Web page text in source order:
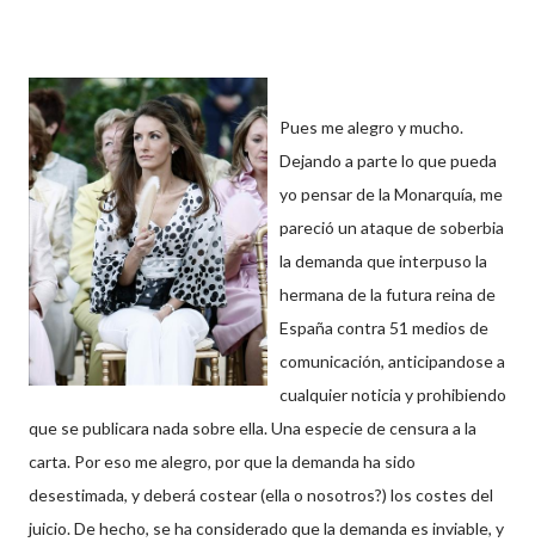
Pues me alegro y mucho.
Dejando a parte lo que pueda
yo pensar de la Monarquía, me
pareció un ataque de soberbia
la demanda que interpuso la
hermana de la futura reina de
España contra 51 medios de
comunicación, anticipandosea
cualquiernoticia y prohibiendo
que se publicara nada sobre ella. Una especie de censura a la
carta. Por eso me alegro, por que la demanda ha sido
desestimada, y deberá costear (ella o nosotros?) los costes del
juicio. De hecho, se ha considerado que la demanda es inviable, y